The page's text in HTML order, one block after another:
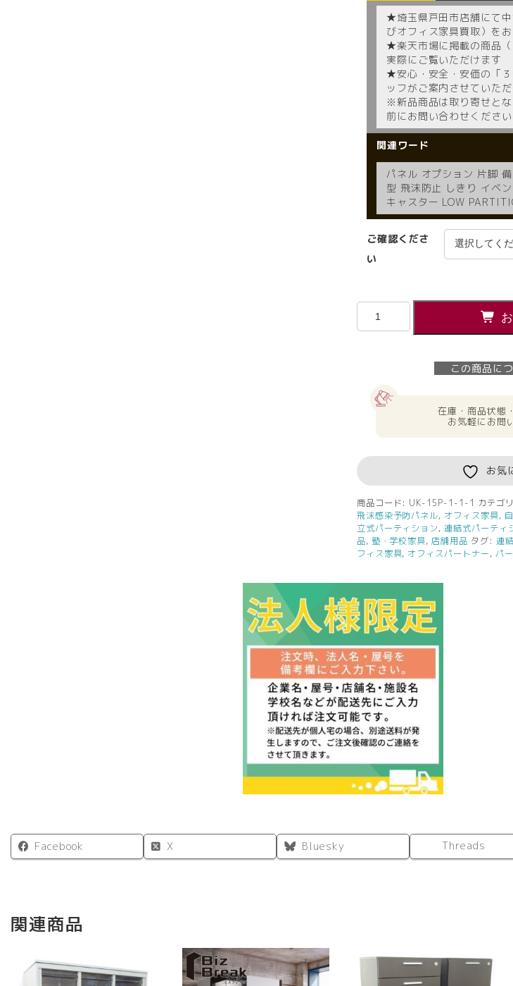
★埼玉県戸田市店舗にて
びオフィス家具買取）を
★楽天市場に掲載の商品
実際にご覧いただけます
★安心・安全・安価の「
ッフがご案内させていた
※新品商品は取り寄せと
前にお問い合わせください
関連ワード
パネル オプション 片脚
型 飛沫防止 しきり イベ
キャスター LOW
ご確認くださ
い
【法
新
品
連
結
ポ
ー
ル
ン
ド
カ
バ
ー
付）
UK-
15P
オ
フ
ィ
ス
パ
ネ
品
この商品に
在庫・商品状態
お気軽にお問
お気
商品コード: UK-15P-1-1-1 カテゴ
飛沫感染予防パネル, オフィス家具,
立式パーティション,連結式パーティ
品, 塾・学校家具,店舗用品 タグ: 連
フィス家具, オフィスパートナー, パ
Facebook X Bluesky Threads
関連商品